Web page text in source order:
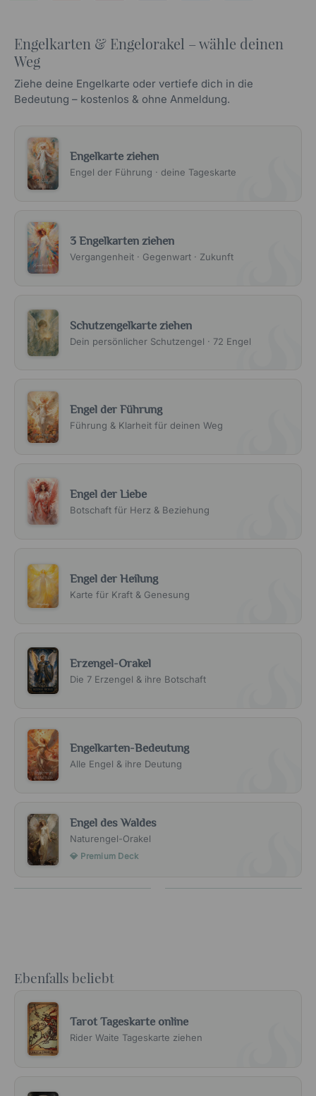
Engelkarten & Engelorakel – wähle deinen
Weg
Ziehe deine Engelkarte oder vertiefe dich in die
Bedeutung – kostenlos & ohne Anmeldung.
Engelkarte ziehen
Engel der Führung · deine Tageskarte
3 Engelkarten ziehen
Vergangenheit · Gegenwart · Zukunft
Schutzengelkarte ziehen
Dein persönlicher Schutzengel · 72 Engel
Engel der Führung
Führung & Klarheit für deinen Weg
Engel der Liebe
Botschaft für Herz & Beziehung
Engel der Heilung
Karte für Kraft & Genesung
Erzengel-Orakel
Die 7 Erzengel & ihre Botschaft
Engelkarten-Bedeutung
Alle Engel & ihre Deutung
Engel des Waldes
Naturengel-Orakel
💎 Premium Deck
Ebenfalls beliebt
Tarot Tageskarte online
Rider Waite Tageskarte ziehen